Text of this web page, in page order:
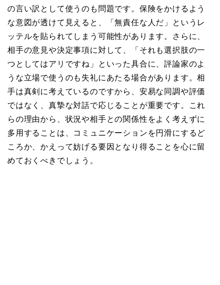
の言い訳として使うのも問題です。保険をかけるよう
な意図が透けて見えると、「無責任な人だ」というレ
ッテルを貼られてしまう可能性があります。さらに、
相手の意見や決定事項に対して、「それも選択肢の一
つとしてはアリですね」といった具合に、評論家のよ
うな立場で使うのも失礼にあたる場合があります。相
手は真剣に考えているのですから、安易な同調や評価
ではなく、真摯な対話で応じることが重要です。これ
らの理由から、状況や相手との関係性をよく考えずに
多用することは、コミュニケーションを円滑にするど
ころか、かえって妨げる要因となり得ることを心に留
めておくべきでしょう。